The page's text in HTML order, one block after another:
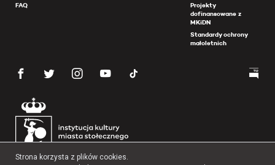
FAQ
Projekty
dofinansowane z
MKiDN
Standardy ochrony
małoletnich
Strona korzysta z plików cookies.